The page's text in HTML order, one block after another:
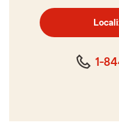
de
1-